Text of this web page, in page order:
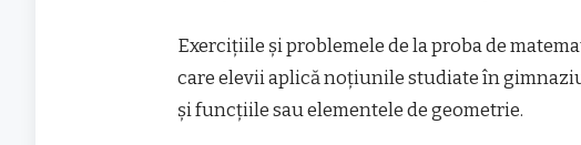
Exercițiile și problemele de la proba de
care elevii aplică noțiunile studiate în
și funcțiile sau elementele de geometrie.